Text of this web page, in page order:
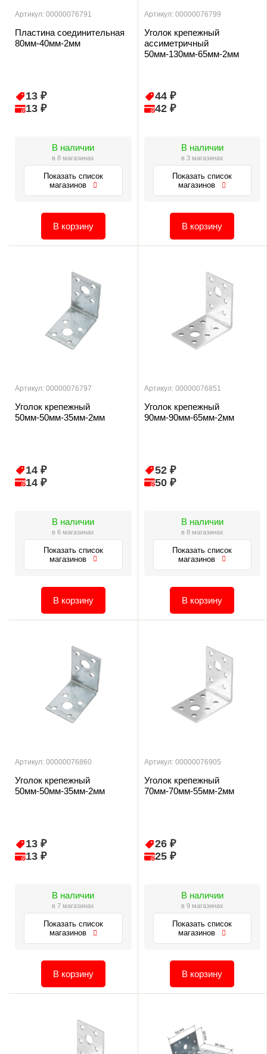
Артикул: 00000076791
Пластина соединительная
80мм-40мм-2мм
13 ₽
13 ₽
В наличии
в 8 магазинах
Показать список
магазинов
В корзину
Артикул: 00000076799
Уголок крепежный
ассиметричный
50мм-130мм-65мм-2мм
44 ₽
42 ₽
В наличии
в 3 магазинах
Показать список
магазинов
В корзину
Артикул: 00000076797
Уголок крепежный
50мм-50мм-35мм-2мм
14 ₽
14 ₽
В наличии
в 6 магазинах
Показать список
магазинов
В корзину
Артикул: 00000076851
Уголок крепежный
90мм-90мм-65мм-2мм
52 ₽
50 ₽
В наличии
в 8 магазинах
Показать список
магазинов
В корзину
Артикул: 00000076860
Уголок крепежный
50мм-50мм-35мм-2мм
13 ₽
13 ₽
В наличии
в 7 магазинах
Показать список
магазинов
В корзину
Артикул: 00000076905
Уголок крепежный
70мм-70мм-55мм-2мм
26 ₽
25 ₽
В наличии
в 9 магазинах
Показать список
магазинов
В корзину